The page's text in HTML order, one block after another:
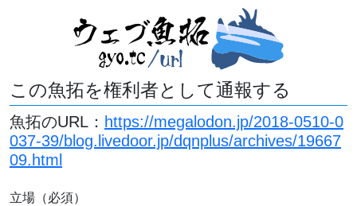
この魚拓を権利者として通報する
魚拓のURL： https://megalodon.jp/2018-0510-0
037-39/blog.livedoor.jp/dqnplus/archives/19667
09.html
立場（必須）